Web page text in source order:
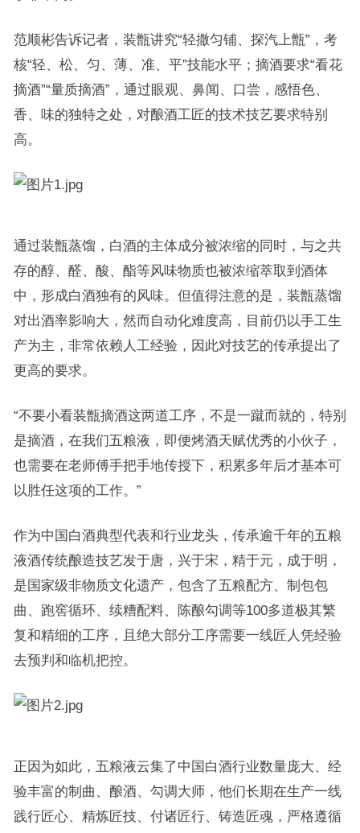
范顺彬告诉记者，装甑讲究“轻撒匀铺、探汽上甑”，考
核“轻、松、匀、薄、准、平”技能水平；摘酒要求“看花
摘酒”“量质摘酒”，通过眼观、鼻闻、口尝，感悟色、
香、味的独特之处，对酿酒工匠的技术技艺要求特别
高。
通过装甑蒸馏，白酒的主体成分被浓缩的同时，与之共
存的醇、醛、酸、酯等风味物质也被浓缩萃取到酒体
中，形成白酒独有的风味。但值得注意的是，装甑蒸馏
对出酒率影响大，然而自动化难度高，目前仍以手工生
产为主，非常依赖人工经验，因此对技艺的传承提出了
更高的要求。
“不要小看装甑摘酒这两道工序，不是一蹴而就的，特别
是摘酒，在我们五粮液，即便烤酒天赋优秀的小伙子，
也需要在老师傅手把手地传授下，积累多年后才基本可
以胜任这项的工作。”
作为中国白酒典型代表和行业龙头，传承逾千年的五粮
液酒传统酿造技艺发于唐，兴于宋，精于元，成于明，
是国家级非物质文化遗产，包含了五粮配方、制包包
曲、跑窖循环、续糟配料、陈酿勾调等100多道极其繁
复和精细的工序，且绝大部分工序需要一线匠人凭经验
去预判和临机把控。
正因为如此，五粮液云集了中国白酒行业数量庞大、经
验丰富的制曲、酿酒、勾调大师，他们长期在生产一线
践行匠心、精炼匠技、付诸匠行、铸造匠魂，严格遵循